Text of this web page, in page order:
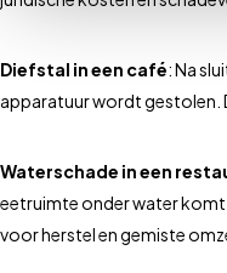
Diefstal in een café: Na
apparatuur wordt gestolen.
Waterschade in een
eetruimte onder water komt
voor herstel en gemiste